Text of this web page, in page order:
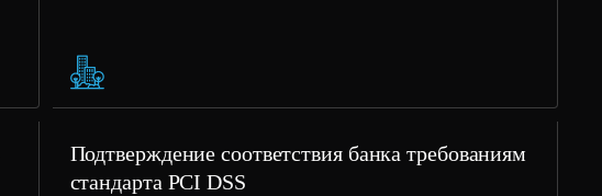
Подтверждение соответствия банка требованиям
стандарта PCI DSS